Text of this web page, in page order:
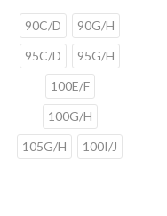
90C/D
90G/H
95C/D
95G/H
100E/F
100G/H
105G/H
100I/J